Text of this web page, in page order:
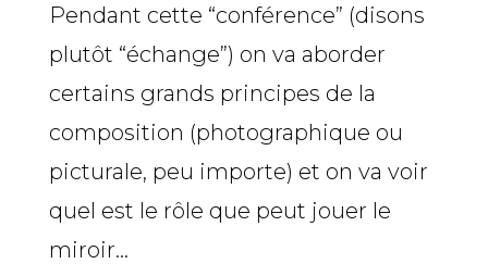
Pendant cette “conférence” (disons
plutôt “échange”) on va aborder
certains grands principes de la
composition (photographique ou
picturale, peu importe) et on va voir
quel est le rôle que peut jouer le
miroir…